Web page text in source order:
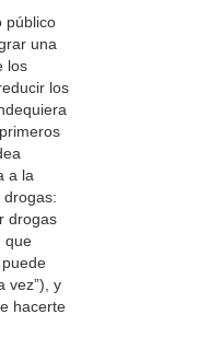
público
una
los
los
a la
drogas:
drogas
que
vez”), y
hacerte